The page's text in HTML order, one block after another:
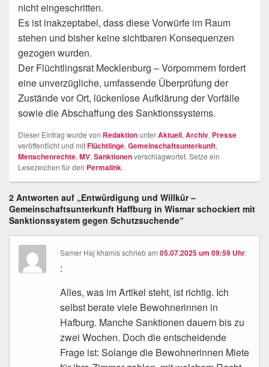
nicht eingeschritten.
Es ist inakzeptabel, dass diese Vorwürfe im Raum
stehen und bisher keine sichtbaren Konsequenzen
gezogen wurden.
Der Flüchtlingsrat Mecklenburg – Vorpommern fordert
eine unverzügliche, umfassende Überprüfung der
Zustände vor Ort, lückenlose Aufklärung der Vorfälle
sowie die Abschaffung des Sanktionssystems.
Dieser Eintrag wurde von RedaktionunterAktuell, Archiv, Presse
veröffentlicht und mitFlüchtlinge, Gemeinschaftsunterkunft,
Menschenrechte, MV, Sanktionenverschlagwortet. Setze ein
Lesezeichen für den Permalink.
2 Antworten auf „Entwürdigung und Willkür –
Gemeinschaftsunterkunft Haffburg in Wismar schockiert mit
Sanktionssystem gegen Schutzsuchende“
Samer Haj khamis schriebam05.07.2025 um 09:59 Uhr:
:
Alles, was im Artikel steht, ist richtig. Ich
selbst berate viele Bewohnerinnen in
Hafburg. Manche Sanktionen dauern bis zu
zwei Wochen. Doch die entscheidende
Frage ist: Solange die Bewohnerinnen Miete